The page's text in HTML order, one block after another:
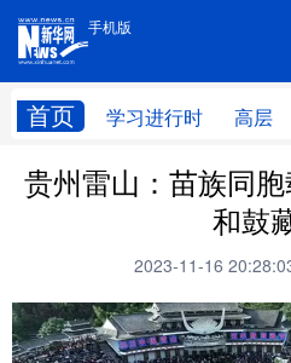
手机版
首页 学习进行时 高层
手机版
网站
学习进行时 高层
财经
科技 科创
贵州雷山：苗族同
和鼓
2023-11-16